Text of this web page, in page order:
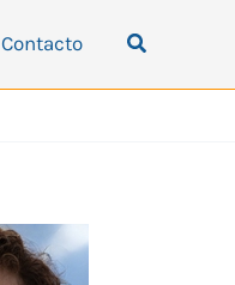
Contacto Buscar